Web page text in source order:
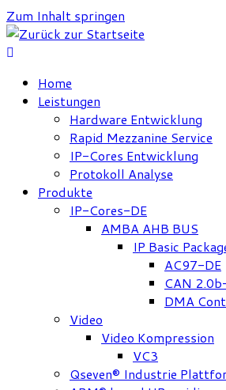
Zum Inhalt springen
Home
Leistungen
Hardware Entwicklung
Rapid Mezzanine Service
IP-Cores Entwicklung
Protokoll Analyse
Produkte
IP-Cores-DE
AMBA AHB BUS
IP Basic
AC97-DE
CAN
DMA
Video
Video Kompression
VC3
Qseven® Industrie